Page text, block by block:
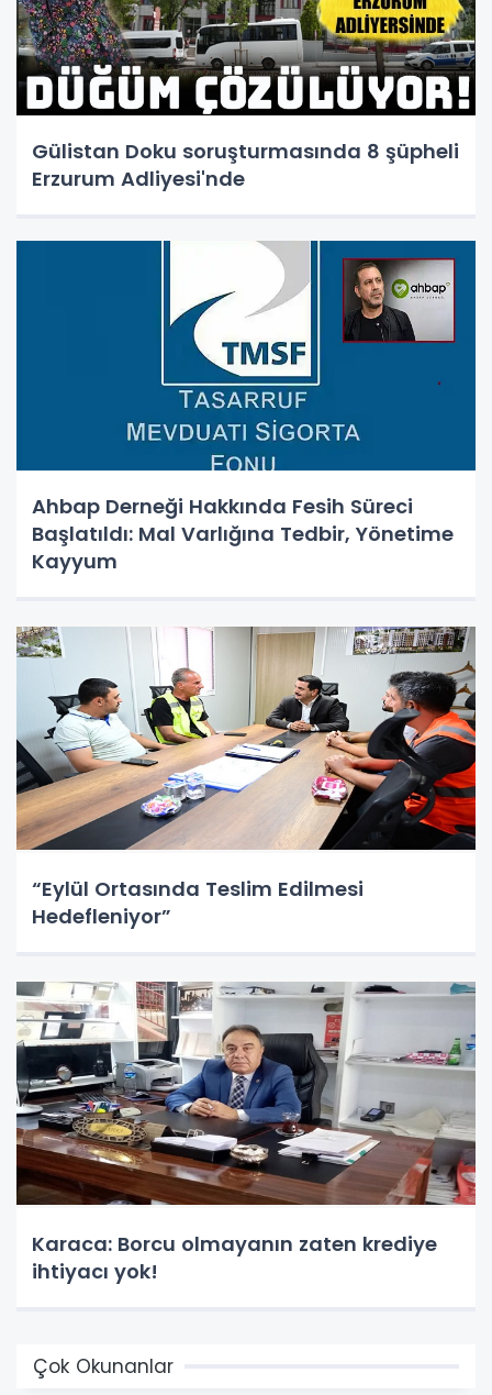
Gülistan Doku soruşturmasında 8 şüpheli
Erzurum Adliyesi'nde
Ahbap Derneği Hakkında Fesih Süreci
Başlatıldı: Mal Varlığına Tedbir, Yönetime
Kayyum
“Eylül Ortasında Teslim Edilmesi
Hedefleniyor”
Karaca: Borcu olmayanın zaten krediye
ihtiyacı yok!
Çok Okunanlar